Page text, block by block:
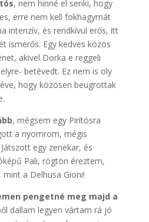
, nem hinné el senki, hogy
erre nem kell fokhagymát
intenzív, és rendkívül erős, itt
ismerős. Egy kedves közös
akivel Dorka e reggeli
betévedt. Ez nem is oly
hogy közösen beugrottak
, mégsem egy Pirítósra
a nyomrom, mégis
egy zenekar, és
Pali, rögtön éreztem,
a Delhusa Gioni!
pengetné meg majd a
dallam legyen vártam rá jó